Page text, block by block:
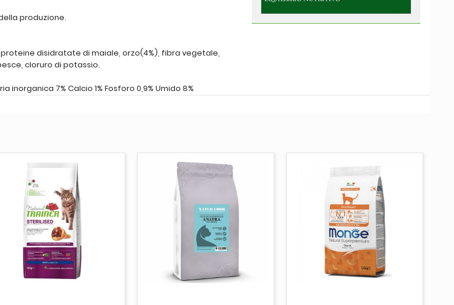
produzione.
disidratate di maiale, orzo(4%), fibra vegetale,
cloruro di potassio.
7% Calcio 1% Fosforo 0,9% Umido 8%
AGGIUNGI AL CARRELLO AGGIUNGI AL CARRELLO AGGIUNGI AL CARRELLO